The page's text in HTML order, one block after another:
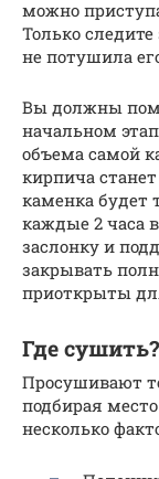
можно
Только
не потушила
Вы должны
начальном
объема самой
кирпича
каменка будет
каждые 2 часа
заслонку и
закрывать
приоткрыты
Где сушить?
Просушивают
подбирая
несколько